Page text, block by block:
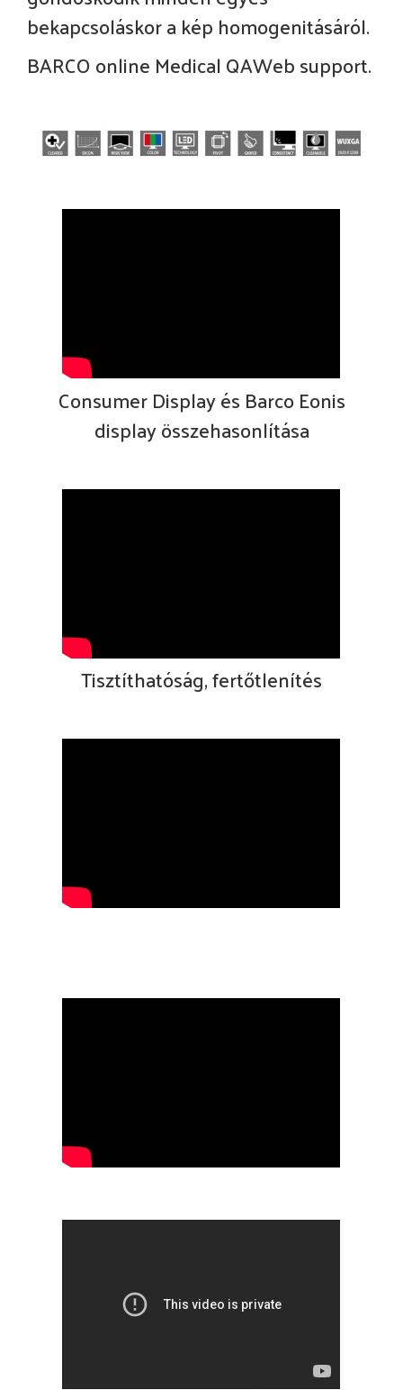
bekapcsoláskor a kép homogenitásáról.
BARCO online Medical QAWeb support.
Consumer Display és Barco Eonis
display összehasonlítása
Tisztíthatóság, fertőtlenítés